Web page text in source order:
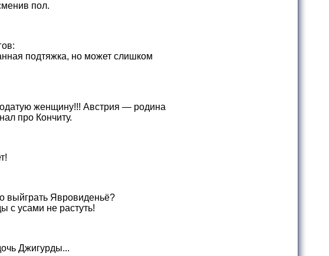
пол.
подтяжка, но может слишком
женщину!!! Австрия — родина
про Кончиту.
Явровиденьё?
с усами не растуть!
Джигурды...